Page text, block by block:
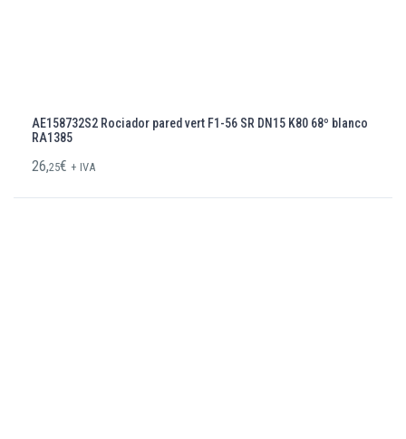
AE158732S2 Rociador pared vert F1-56 SR DN15 K80 68º blanco
RA1385
26,25€ + IVA